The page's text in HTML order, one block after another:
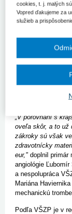
v nemocniciach v
východnom
postihla až 2977
šance na prežitie,"
nemocníc Svet
na východnom
Poukázal pritom
dostane k život
„V porovnaní s
oveľa skôr, a to už
zákroky sú však
zdravotnícky
eur," doplnil primár
angiológie
a nespolupráca
Mariána
mechanickú
Podľa VŠZP je v
cookies, t. j. malých
Vopred ďakujeme za
služieb a